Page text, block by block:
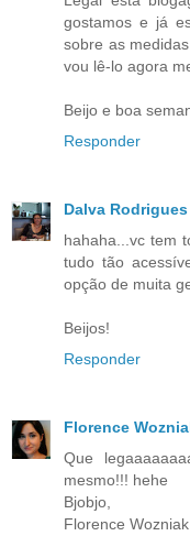
gostamos e já
sobre as
vou lê-lo agora
Beijo e boa
Responder
Dalva Rodrigues
hahaha...vc tem
tudo tão
opção de muita
Beijos!
Responder
Florence
Que
mesmo!!! hehe
Bjobjo,
Florence